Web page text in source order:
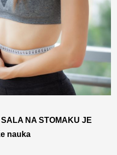
NA STOMAKU JE
nauka